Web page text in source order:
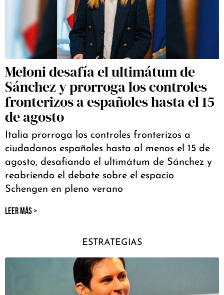
Meloni desafía el ultimátum de
Sánchez y prorroga los controles
fronterizos a españoles hasta el 15
de agosto
Italia prorroga los controles fronterizos a
ciudadanos españoles hasta al menos el 15 de
agosto, desafiando el ultimátum de Sánchez y
reabriendo el debate sobre el espacio
Schengen en pleno verano
LEER MÁS >
ESTRATEGIAS